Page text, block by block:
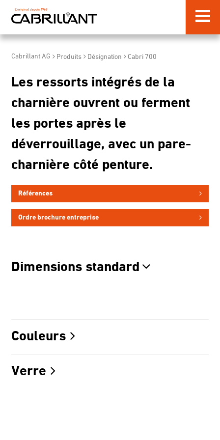
Cabrillant AG Produits Désignation Cabri 700
Les ressorts intégrés de la
charnière ouvrent ou ferment
les portes après le
déverrouillage, avec un pare-
charnière côté penture.
Références
Ordre brochure entreprise
Dimensions standard
Couleurs
Verre